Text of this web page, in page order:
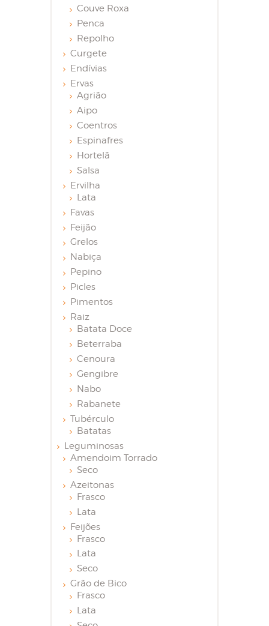
Couve Roxa
Penca
Repolho
Curgete
Endívias
Ervas
Agrião
Aipo
Coentros
Espinafres
Hortelã
Salsa
Ervilha
Lata
Favas
Feijão
Grelos
Nabiça
Pepino
Picles
Pimentos
Raiz
Batata Doce
Beterraba
Cenoura
Gengibre
Nabo
Rabanete
Tubérculo
Batatas
Leguminosas
Amendoim Torrado
Seco
Azeitonas
Frasco
Lata
Feijões
Frasco
Lata
Seco
Grão de Bico
Frasco
Lata